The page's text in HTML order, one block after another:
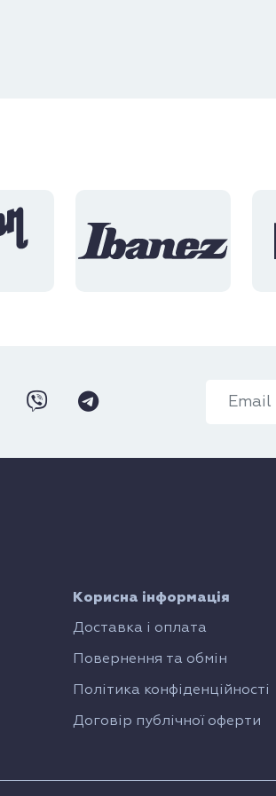
Корисна інформація
Доставка і оплата
Повернення та обмін
Політика конфіденційності
Договір публічної оферти